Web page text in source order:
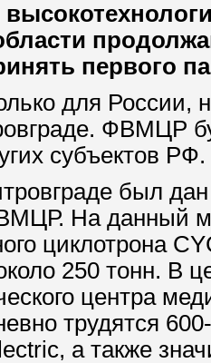
первого
для России,
ФВМЦР
субъектов РФ.
был
На данный
циклотрона
250 тонн. В
центра
трудятся
а также